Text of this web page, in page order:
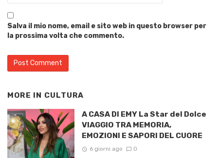
Salva il mio nome, email e sito web in questo browser per
la prossima volta che commento.
MORE IN CULTURA
A CASA DI EMY La Star del Dolce
VIAGGIO TRA MEMORIA,
EMOZIONI E SAPORI DEL CUORE
6 giorni ago 0